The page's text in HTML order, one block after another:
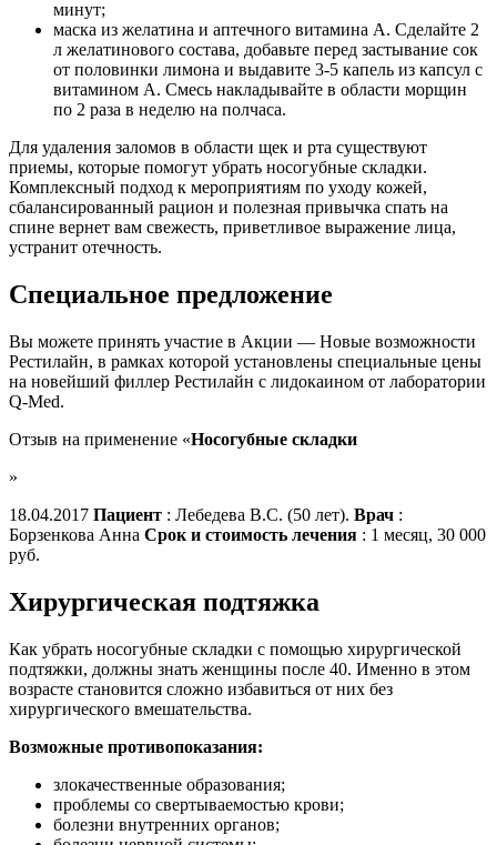
минут;
маска из желатина и аптечного витамина А. Сделайте 2
л желатинового состава, добавьте перед застывание сок
от половинки лимона и выдавите 3-5 капель из капсул с
витамином А. Смесь накладывайте в области морщин
по 2 раза в неделю на полчаса.
Для удаления заломов в области щек и рта существуют
приемы, которые помогут убрать носогубные складки.
Комплексный подход к мероприятиям по уходу кожей,
сбалансированный рацион и полезная привычка спать на
спине вернет вам свежесть, приветливое выражение лица,
устранит отечность.
Специальное предложение
Вы можете принять участие в Акции — Новые возможности
Рестилайн, в рамках которой установлены специальные цены
на новейший филлер Рестилайн с лидокаином от лаборатории
Q-Med.
Отзыв на применение «Носогубные складки
»
18.04.2017 Пациент : Лебедева В.С. (50 лет). Врач :
Борзенкова Анна Срок и стоимость лечения : 1 месяц, 30 000
руб.
Хирургическая подтяжка
Как убрать носогубные складки с помощью хирургической
подтяжки, должны знать женщины после 40. Именно в этом
возрасте становится сложно избавиться от них без
хирургического вмешательства.
Возможные противопоказания:
злокачественные образования;
проблемы со свертываемостью крови;
болезни внутренних органов;